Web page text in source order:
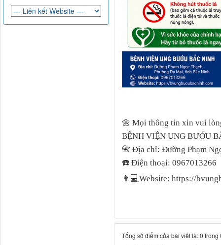
🌼 Mọi thông tin xin vui
BỆNH VIỆN UNG BƯỚU
📇Địa chỉ: Đường Phạm
☎️ Điện thoại: 0967013266
👩💻Website: https://
Tổng số điểm của bài viết là: 0 trong